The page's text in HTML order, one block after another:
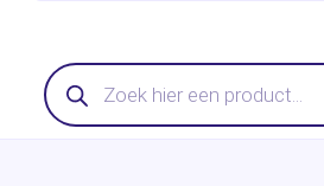
Producten
zoeken